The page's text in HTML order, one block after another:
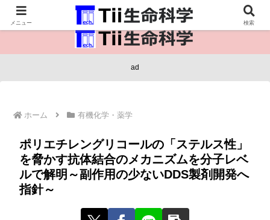
医療保健・生命・生物の情報インフラ。
ad
ホーム 有機化学・薬学
ポリエチレングリコールの「ステルス性」
を脅かす抗体結合のメカニズムを分子レベ
ルで解明～副作用の少ないDDS製剤開発へ
指針～
メニュー 検索